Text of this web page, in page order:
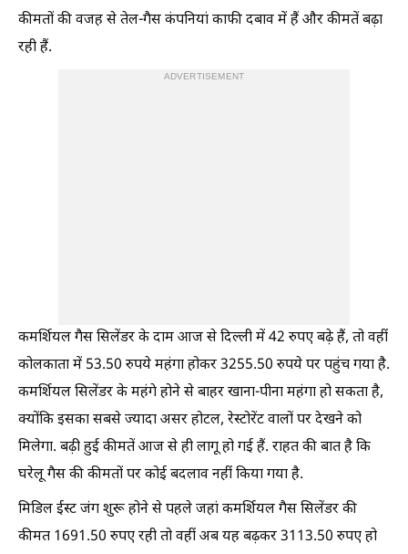
कीमतों की वजह से तेल-गैस कंपनियां काफी दबाव में हैं और कीमतें बढ़ा
रही हैं.
ADVERTISEMENT
कमर्शियल गैस सिलेंडर के दाम आज से दिल्ली में 42 रुपए बढ़े हैं, तो वहीं
कोलकाता में 53.50 रुपये महंगा होकर 3255.50 रुपये पर पहुंच गया है.
कमर्शियल सिलेंडर के महंगे होने से बाहर खाना-पीना महंगा हो सकता है,
क्योंकि इसका सबसे ज्यादा असर होटल, रेस्टोरेंट वालों पर देखने को
मिलेगा. बढ़ी हुई कीमतें आज से ही लागू हो गई हैं. राहत की बात है कि
घरेलू गैस की कीमतों पर कोई बदलाव नहीं किया गया है.
मिडिल ईस्ट जंग शुरू होने से पहले जहां कमर्शियल गैस सिलेंडर की
कीमत 1691.50 रुपए रही तो वहीं अब यह बढ़कर 3113.50 रुपए हो